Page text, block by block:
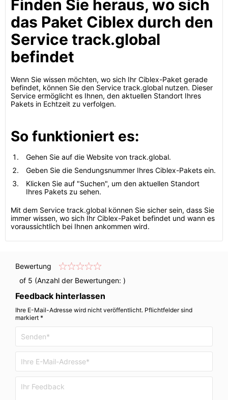
Finden Sie heraus, wo sich
das Paket Ciblex durch den
Service track.global
befindet
Wenn Sie wissen möchten, wo sich Ihr Ciblex-Paket gerade
befindet, können Sie den Service track.global nutzen. Dieser
Service ermöglicht es Ihnen, den aktuellen Standort Ihres
Pakets in Echtzeit zu verfolgen.
So funktioniert es:
Gehen Sie auf die Website von track.global.
Geben Sie die Sendungsnummer Ihres Ciblex-Pakets ein.
Klicken Sie auf "Suchen", um den aktuellen Standort
Ihres Pakets zu sehen.
Mit dem Service track.global können Sie sicher sein, dass Sie
immer wissen, wo sich Ihr Ciblex-Paket befindet und wann es
voraussichtlich bei Ihnen ankommen wird.
Bewertung
of 5 (Anzahl der Bewertungen: )
Feedback hinterlassen
Ihre E-Mail-Adresse wird nicht veröffentlicht. Pflichtfelder sind
markiert *